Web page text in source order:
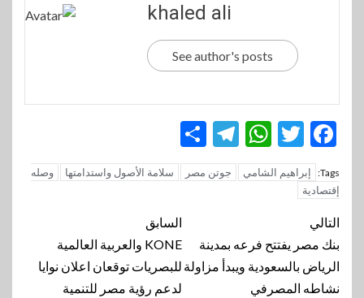
khaled ali
See author's posts
Facebook
Twitter
WhatsApp
Telegram
Tags: إبراهيم الشامي جوتن مصر سلامة الأصول واستدامتها
وصله
إقتصادية
تنقل
المقالة
السابق
KONE والعربية العالمية
للبصريات توقعان اعلان نوايا
لدعم رؤية مصر للتنمية
التالي
بنك مصر يفتتح فرعه بمدينة
الرياض بالسعودية ويبدأ مزاولة
نشاطه المصرفي